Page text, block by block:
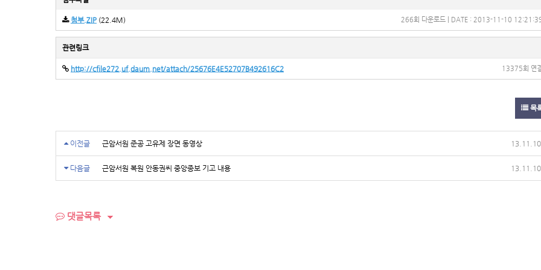
첨부.ZIP (22.4M) 266회 다운로드 | DATE : 2013-11-10
관련링크
http://cfile272.uf.daum.net/attach/25676E4E52707B492616C2 13375회 연
목
이전글 근암서원 준공 고유제 장면 동영상 13.11.10
다음글 근암서원 복원 안동권씨 중앙종보 기고 내용 13.11.10
댓글목록